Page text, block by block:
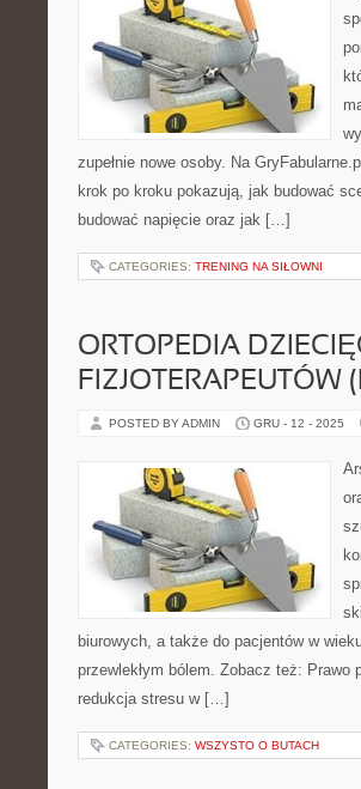
zupełnie nowe osoby. Na
krok po kroku pokazują, jak budować
budować napięcie oraz jak […]
CATEGORIES: TRENING NA SIŁOWNI
ORTOPEDIA
FIZJOTERAPEUTÓW
POSTED BY ADMIN GRU - 12 - 2025
biurowych, a także do pacjentów w
przewlekłym bólem. Zobacz też:
redukcja stresu w […]
CATEGORIES: WSZYSTO O BUTACH